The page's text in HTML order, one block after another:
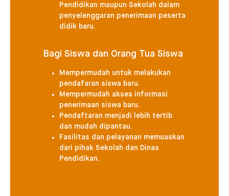
Pendidikan maupun Sekolah dalam
penyelenggaran penerimaan peserta
didik baru.
Bagi Siswa dan Orang Tua Siswa
Mempermudah untuk melakukan
pendafaran siswa baru.
Mempermudah akses informasi
penerimaan siswa baru.
Pendaftaran menjadi lebih tertib
dan mudah dipantau.
Fasilitas dan pelayanan memuaskan
dari pihak Sekolah dan Dinas
Pendidikan.